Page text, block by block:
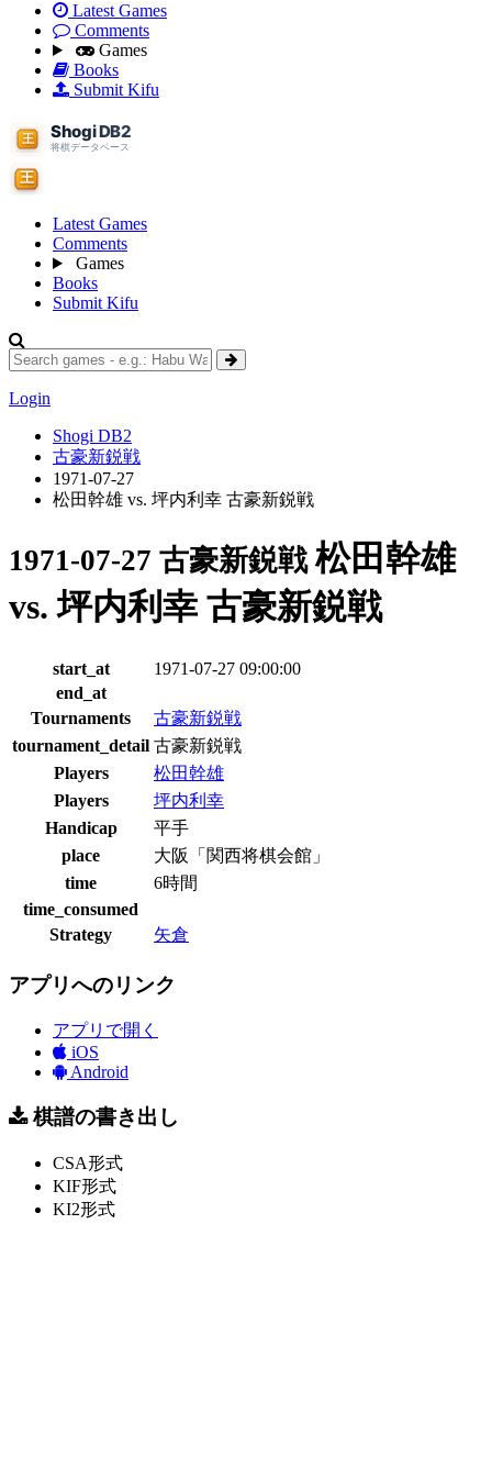
Latest Games
Comments
Games
Books
Submit Kifu
Latest Games
Comments
Games
Books
Submit Kifu
Login
Shogi DB2
古豪新鋭戦
1971-07-27
松田幹雄 vs. 坪内利幸 古豪新鋭戦
1971-07-27 古豪新鋭戦 松田幹雄
vs. 坪内利幸 古豪新鋭戦
start_at
1971-07-27 09:00:00
end_at
Tournaments
古豪新鋭戦
tournament_detail 古豪新鋭戦
Players
松田幹雄
Players
坪内利幸
Handicap
平手
place
大阪「関西将棋会館」
time
6時間
time_consumed
Strategy
矢倉
アプリへのリンク
アプリで開く
iOS
Android
棋譜の書き出し
CSA形式
KIF形式
KI2形式